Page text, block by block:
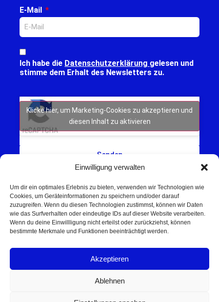
Einwilligung verwalten
Um dir ein optimales Erlebnis zu bieten, verwenden wir Technologien wie
Cookies, um Geräteinformationen zu speichern und/oder darauf
zuzugreifen. Wenn du diesen Technologien zustimmst, können wir Daten
wie das Surfverhalten oder eindeutige IDs auf dieser Website verarbeiten.
Wenn du deine Einwillligung nicht erteilst oder zurückziehst, können
bestimmte Merkmale und Funktionen beeinträchtigt werden.
Akzeptieren
Ablehnen
Schweinfurt NEWS – Aktuelle Nachrichten,
Umgebung.
E-Mail
Ich habe die Datenschutzerklärung gelesen und
stimme dem Erhalt des Newsletters zu.
Klicke hier, um Marketing-Cookies zu akzeptieren und
diesen Inhalt zu aktivieren
Senden